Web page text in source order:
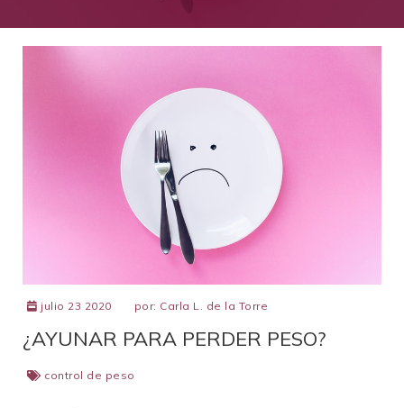
julio 23 2020 por: Carla L. de la Torre
¿AYUNAR PARA PERDER PESO?
control de peso